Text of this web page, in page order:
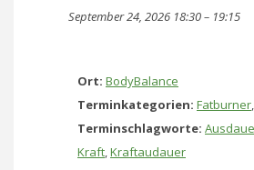
September 24, 2026 18:30– 19:15
Ort: BodyBalance
Terminkategorien: Fatburner,
Terminschlagworte:
Kraft,Kraftaudauer